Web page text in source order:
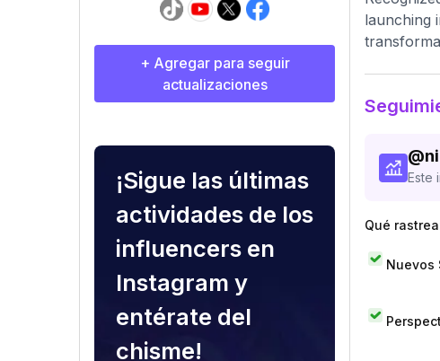
+ Agregar para seguir
actualizaciones
¡Sigue las últimas
actividades de los
influencers en
Instagram y
entérate del
chisme!
launching
@
Este
Qué
Nuevos